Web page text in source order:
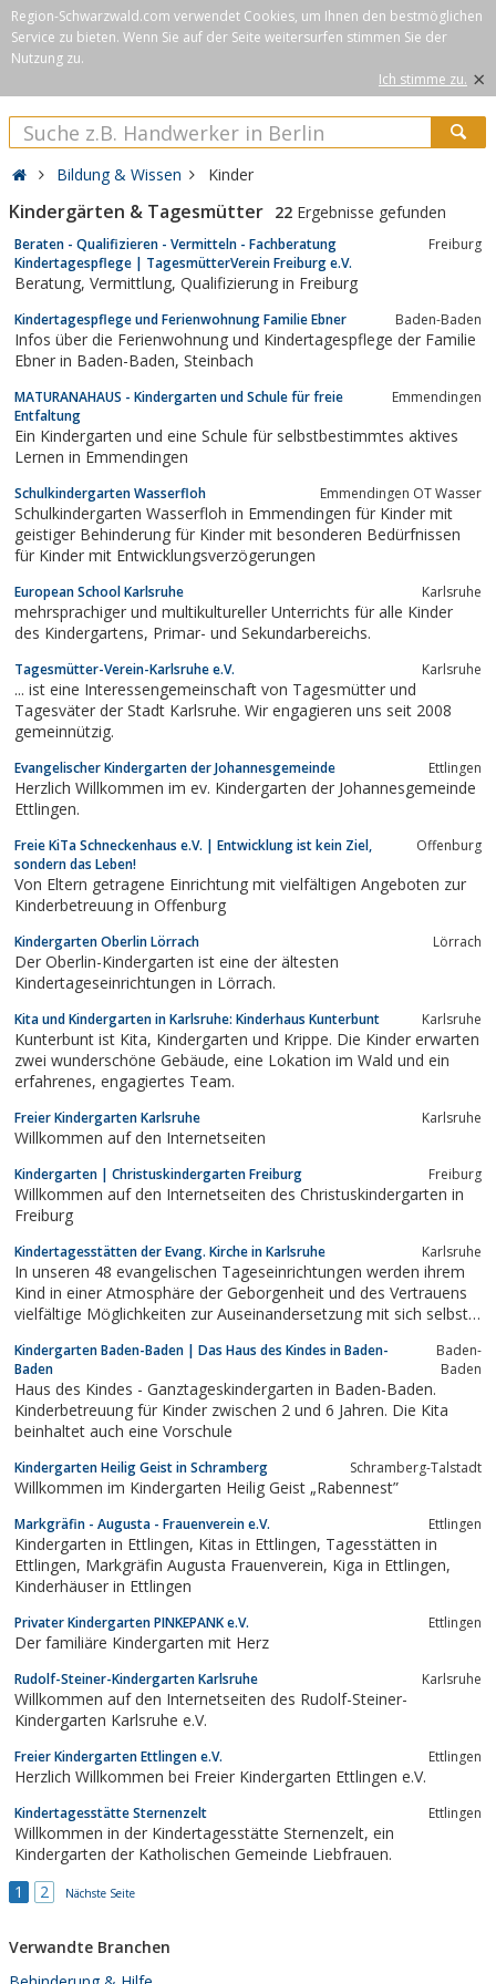
Region-Schwarzwald.com verwendet Cookies, um Ihnen den bestmöglichen
Service zu bieten. Wenn Sie auf der Seite weitersurfen stimmen Sie der
Nutzung zu.
Ich stimme zu. ×
Bildung & Wissen Kinder
Kindergärten & Tagesmütter 22 Ergebnisse gefunden
Beraten - Qualifizieren - Vermitteln - Fachberatung
Kindertagespflege | TagesmütterVerein Freiburg e.V.
Freiburg
Beratung, Vermittlung, Qualifizierung in Freiburg
Kindertagespflege und Ferienwohnung Familie Ebner Baden-Baden
Infos über die Ferienwohnung und Kindertagespflege der Familie
Ebner in Baden-Baden, Steinbach
MATURANAHAUS - Kindergarten und Schule für freie
Entfaltung
Emmendingen
Ein Kindergarten und eine Schule für selbstbestimmtes aktives
Lernen in Emmendingen
Schulkindergarten Wasserfloh Emmendingen OT Wasser
Schulkindergarten Wasserfloh in Emmendingen für Kinder mit
geistiger Behinderung für Kinder mit besonderen Bedürfnissen
für Kinder mit Entwicklungsverzögerungen
European School Karlsruhe Karlsruhe
mehrsprachiger und multikultureller Unterrichts für alle Kinder
des Kindergartens, Primar- und Sekundarbereichs.
Tagesmütter-Verein-Karlsruhe e.V. Karlsruhe
... ist eine Interessengemeinschaft von Tagesmütter und
Tagesväter der Stadt Karlsruhe. Wir engagieren uns seit 2008
gemeinnützig.
Evangelischer Kindergarten der Johannesgemeinde Ettlingen
Herzlich Willkommen im ev. Kindergarten der Johannesgemeinde
Ettlingen.
Freie KiTa Schneckenhaus e.V. | Entwicklung ist kein Ziel,
sondern das Leben!
Offenburg
Von Eltern getragene Einrichtung mit vielfältigen Angeboten zur
Kinderbetreuung in Offenburg
Kindergarten Oberlin Lörrach Lörrach
Der Oberlin-Kindergarten ist eine der ältesten
Kindertageseinrichtungen in Lörrach.
Kita und Kindergarten in Karlsruhe: Kinderhaus Kunterbunt Karlsruhe
Kunterbunt ist Kita, Kindergarten und Krippe. Die Kinder erwarten
zwei wunderschöne Gebäude, eine Lokation im Wald und ein
erfahrenes, engagiertes Team.
Freier Kindergarten Karlsruhe Karlsruhe
Willkommen auf den Internetseiten
Kindergarten | Christuskindergarten Freiburg Freiburg
Willkommen auf den Internetseiten des Christuskindergarten in
Freiburg
Kindertagesstätten der Evang. Kirche in Karlsruhe Karlsruhe
In unseren 48 evangelischen Tageseinrichtungen werden ihrem
Kind in einer Atmosphäre der Geborgenheit und des Vertrauens
vielfältige Möglichkeiten zur Auseinandersetzung mit sich selbst
gesellschaftlicher Gruppen und Nationalitäten kennen.
Kindergarten Baden-Baden | Das Haus des Kindes in Baden-
Baden
Baden-
Baden
Haus des Kindes - Ganztageskindergarten in Baden-Baden.
Kinderbetreuung für Kinder zwischen 2 und 6 Jahren. Die Kita
beinhaltet auch eine Vorschule
Kindergarten Heilig Geist in Schramberg Schramberg-Talstadt
Willkommen im Kindergarten Heilig Geist „Rabennest”
Markgräfin - Augusta - Frauenverein e.V. Ettlingen
Kindergarten in Ettlingen, Kitas in Ettlingen, Tagesstätten in
Ettlingen, Markgräfin Augusta Frauenverein, Kiga in Ettlingen,
Kinderhäuser in Ettlingen
Privater Kindergarten PINKEPANK e.V. Ettlingen
Der familiäre Kindergarten mit Herz
Rudolf-Steiner-Kindergarten Karlsruhe Karlsruhe
Willkommen auf den Internetseiten des Rudolf-Steiner-
Kindergarten Karlsruhe e.V.
Freier Kindergarten Ettlingen e.V. Ettlingen
Herzlich Willkommen bei Freier Kindergarten Ettlingen e.V.
Kindertagesstätte Sternenzelt Ettlingen
Willkommen in der Kindertagesstätte Sternenzelt, ein
Kindergarten der Katholischen Gemeinde Liebfrauen.
1
2 Nächste Seite
Verwandte Branchen